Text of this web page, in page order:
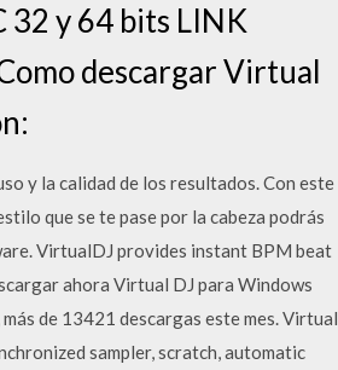
32 y 64 bits LINK
descargar Virtual
y la calidad de los resultados. Con este
que se te pase por la cabeza podrás
VirtualDJ provides instant BPM beat
ahora Virtual DJ para Windows
de 13421 descargas este mes. Virtual
sampler, scratch, automatic